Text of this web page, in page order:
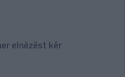
elnézést kér